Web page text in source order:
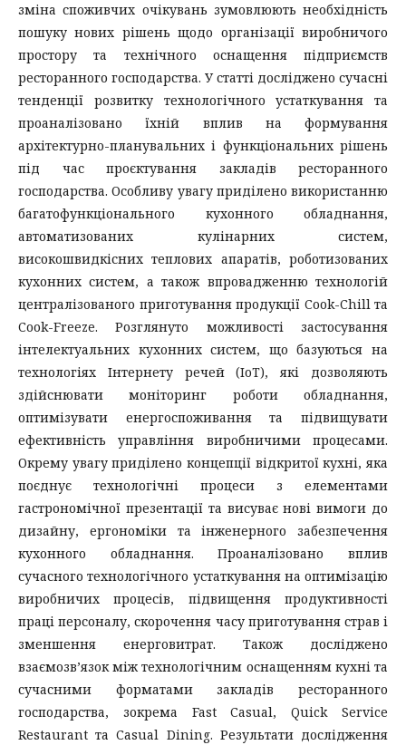
зміна споживчих очікувань зумовлюють необхідність
пошуку нових рішень щодо організації виробничого
простору та технічного оснащення підприємств
ресторанного господарства. У статті досліджено сучасні
тенденції розвитку технологічного устаткування та
проаналізовано їхній вплив на формування
архітектурно-планувальних і функціональних рішень
під час проєктування закладів ресторанного
господарства. Особливу увагу приділено використанню
багатофункціонального кухонного обладнання,
автоматизованих кулінарних систем,
високошвидкісних теплових апаратів, роботизованих
кухонних систем, а також впровадженню технологій
централізованого приготування продукції Cook-Chill та
Cook-Freeze. Розглянуто можливості застосування
інтелектуальних кухонних систем, що базуються на
технологіях Інтернету речей (IoT), які дозволяють
здійснювати моніторинг роботи обладнання,
оптимізувати енергоспоживання та підвищувати
ефективність управління виробничими процесами.
Окрему увагу приділено концепції відкритої кухні, яка
поєднує технологічні процеси з елементами
гастрономічної презентації та висуває нові вимоги до
дизайну, ергономіки та інженерного забезпечення
кухонного обладнання. Проаналізовано вплив
сучасного технологічного устаткування на оптимізацію
виробничих процесів, підвищення продуктивності
праці персоналу, скорочення часу приготування страв і
зменшення енерговитрат. Також досліджено
взаємозв’язок між технологічним оснащенням кухні та
сучасними форматами закладів ресторанного
господарства, зокрема Fast Casual, Quick Service
Restaurant та Casual Dining. Результати дослідження